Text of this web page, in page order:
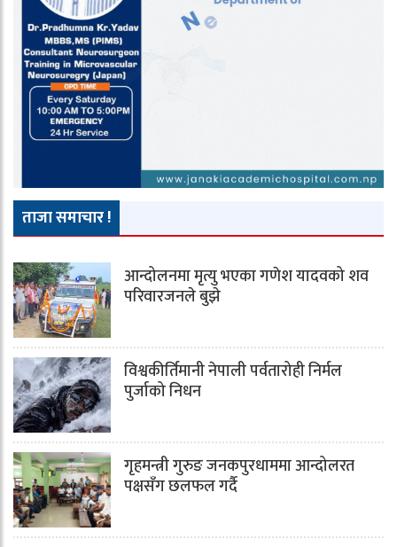
ताजा समाचार !
आन्दोलनमा मृत्यु भएका गणेश यादवको शव
परिवारजनले बुझे
विश्वकीर्तिमानी नेपाली पर्वतारोही निर्मल
पुर्जाको निधन
गृहमन्त्री गुरुङ जनकपुरधाममा आन्दोलरत
पक्षसँग छलफल गर्दै